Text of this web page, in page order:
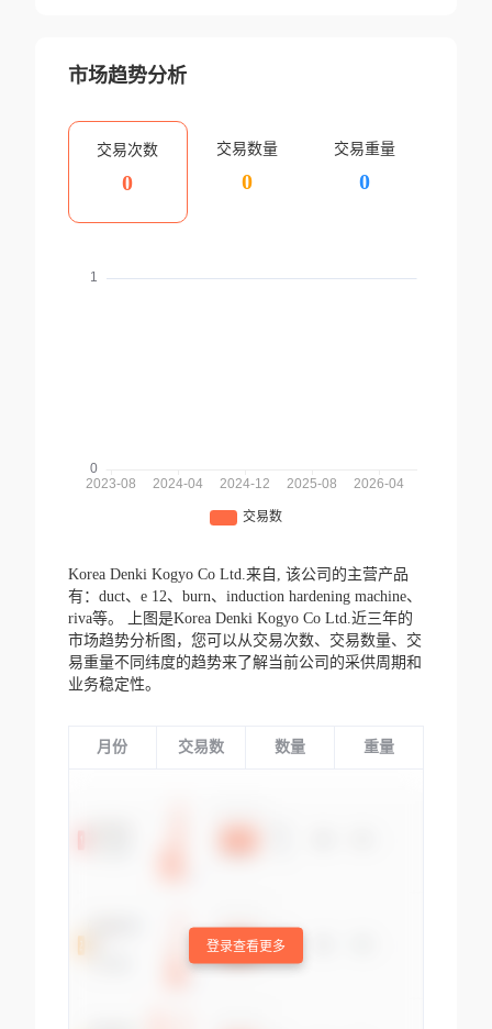
市场趋势分析
交易次数
0
交易数量
0
交易重量
0
Korea Denki Kogyo Co Ltd.来自, 该公司的主营产品
有：duct、e 12、burn、induction hardening machine、
riva等。
上图是Korea Denki Kogyo Co Ltd.近三年的
市场趋势分析图，您可以从交易次数、交易数量、交
易重量不同纬度的趋势来了解当前公司的采供周期和
业务稳定性。
月份 交易数 数量 重量
登录查看更多